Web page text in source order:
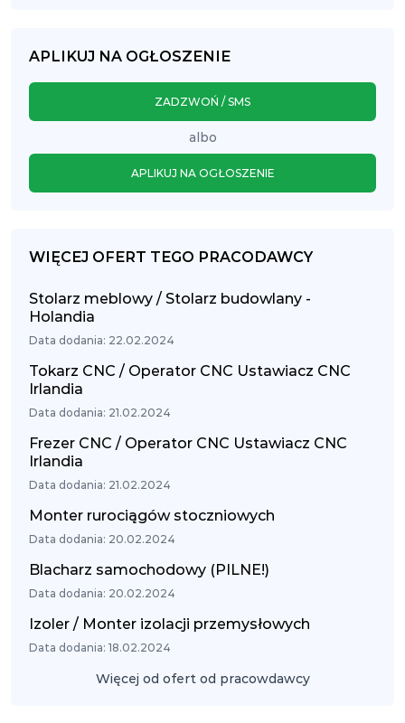
APLIKUJ NA OGŁOSZENIE
ZADZWOŃ / SMS
albo
APLIKUJ NA OGŁOSZENIE
WIĘCEJ OFERT TEGO PRACODAWCY
Stolarz meblowy / Stolarz budowlany -
Holandia
Data dodania: 22.02.2024
Tokarz CNC / Operator CNC Ustawiacz CNC
Irlandia
Data dodania: 21.02.2024
Frezer CNC / Operator CNC Ustawiacz CNC
Irlandia
Data dodania: 21.02.2024
Monter rurociągów stoczniowych
Data dodania: 20.02.2024
Blacharz samochodowy (PILNE!)
Data dodania: 20.02.2024
Izoler / Monter izolacji przemysłowych
Data dodania: 18.02.2024
Więcej od ofert od pracowdawcy